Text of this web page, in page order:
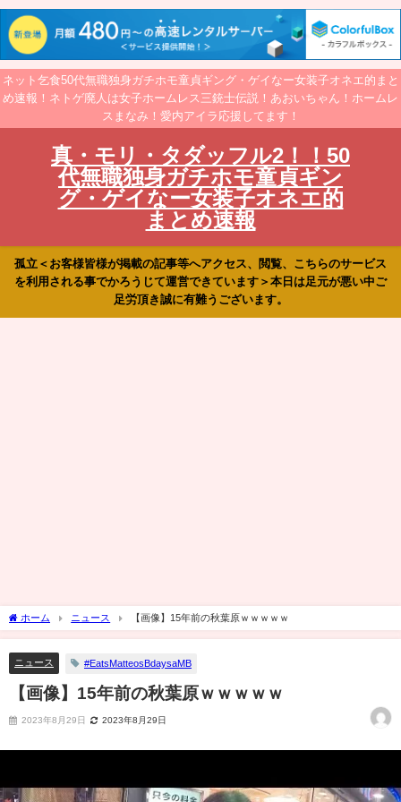
ネット乞食50代無職独身ガチホモ童貞ギング・ゲイなー女装子オネエ的まと
め速報！ネトゲ廃人は女子ホームレス三銃士伝説！あおいちゃん！ホームレ
スまなみ！愛内アイラ応援してます！
真・モリ・タダッフル2！！50
代無職独身ガチホモ童貞ギン
グ・ゲイなー女装子オネエ的
まとめ速報
孤立＜お客様皆様が掲載の記事等へアクセス、閲覧、こちらのサービス
を利用される事でかろうじて運営できています＞本日は足元が悪い中ご
足労頂き誠に有難うございます。
ホーム ニュース 【画像】15年前の秋葉原ｗｗｗｗｗ
ニュース #EatsMatteosBdaysaMB
【画像】15年前の秋葉原ｗｗｗｗｗ
2023年8月29日 2023年8月29日